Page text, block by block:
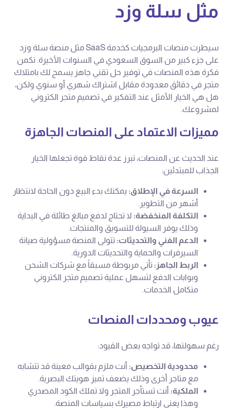
مثل سلة وزد
سيطرت منصات البرمجيات كخدمة SaaS مثل منصة سلة وزد
على جزء كبير من السوق السعودي في السنوات الأخيرة. تكمن
فكرة هذه المنصات في توفير حل تقني جاهز يسمح لك بامتلاك
متجر في دقائق معدودة مقابل اشتراك شهري أو سنوي ولكن،
هل هي الخيار الأمثل عند التفكير في تصميم متجر الكتروني
لمشروعك.
مميزات الاعتماد على المنصات الجاهزة
عند الحديث عن المنصات، تبرز عدة نقاط قوة تجعلها الخيار
الجذاب للمبتدئين:
السرعة في الإطلاق: يمكنك بدء البيع دون الحاجة لانتظار
أشهر من التطوير.
التكلفة المنخفضة: لا تحتاج لدفع مبالغ طائلة في البداية
وذلك يوفر السيولة للتسويق والمنتجات.
الدعم الفني والتحديثات: تتولى المنصة مسؤولية صيانة
السيرفرات والحماية والتحديثات الدورية.
الربط الجاهز: تأتي مربوطة مسبقاً مع شركات الشحن
وبوابات الدفع لتسهل عملية تصميم متجر الكتروني
متكامل الخدمات.
عيوب ومحددات المنصات
رغم سهولتها، قد تواجه بعض القيود:
محدودية التخصيص: أنت ملزم بقوالب معينة قد تتشابه
مع متاجر أخرى وذلك يضعف تميز هويتك البصرية.
الملكية: أنت تستأجر المتجر ولا تملك الكود المصدري
وهذا يعني ارتباط مصيرك بسياسات المنصة.